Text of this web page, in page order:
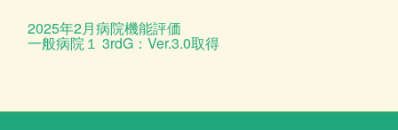
2025年2月病院機能評価
一般病院１ 3rdG：Ver.3.0取得